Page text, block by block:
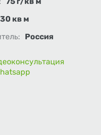
30 кв м
Россия